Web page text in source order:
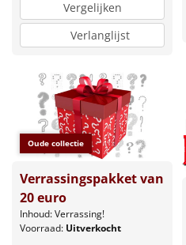
Vergelijken
Verlanglijst
Oude collectie
Verrassingspakket van
20 euro
Inhoud: Verrassing!
Voorraad: Uitverkocht